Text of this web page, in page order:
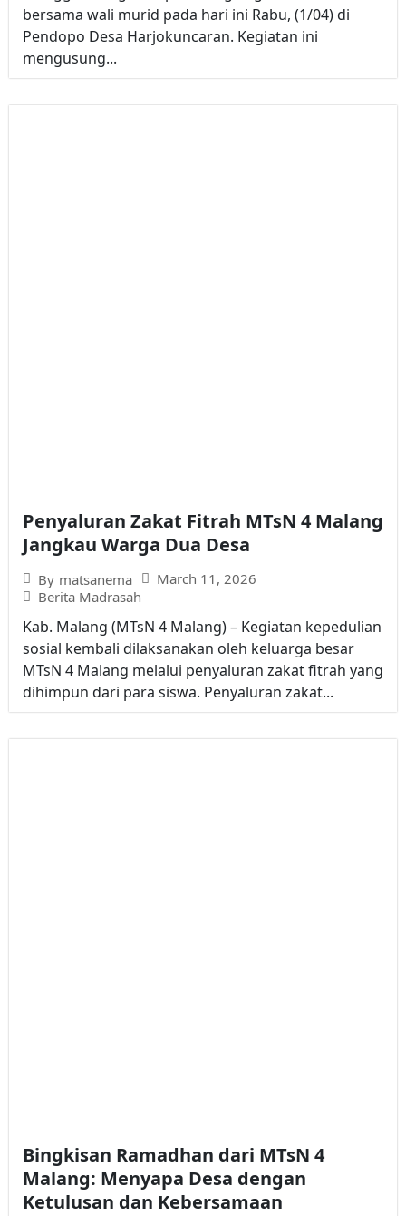
bersama wali murid pada hari ini Rabu, (1/04) di
Pendopo Desa Harjokuncaran. Kegiatan ini
mengusung...
Penyaluran Zakat Fitrah MTsN 4 Malang
Jangkau Warga Dua Desa
By matsanema
March 11, 2026
Berita Madrasah
Kab. Malang (MTsN 4 Malang) – Kegiatan kepedulian
sosial kembali dilaksanakan oleh keluarga besar
MTsN 4 Malang melalui penyaluran zakat fitrah yang
dihimpun dari para siswa. Penyaluran zakat...
Bingkisan Ramadhan dari MTsN 4
Malang: Menyapa Desa dengan
Ketulusan dan Kebersamaan